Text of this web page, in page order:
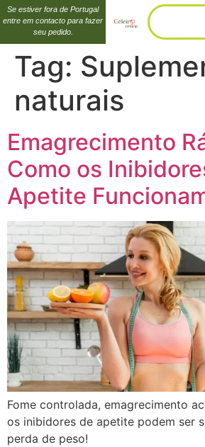
Se estiver fora de Portugal
entre em contacto para fazer
seu pedido.
Tag:
naturais
Emagrecimento
Como os
Apetite
Fome controlada, emagrecimento
os inibidores de apetite podem ser
perda de peso!